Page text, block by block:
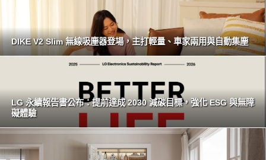
DIKE V2 Slim 無線吸塵器登場，主打輕量、車家兩用與自動集塵
LG 永續報告書公布：提前達成 2030 減碳目標，強化 ESG 與無障
礙體驗